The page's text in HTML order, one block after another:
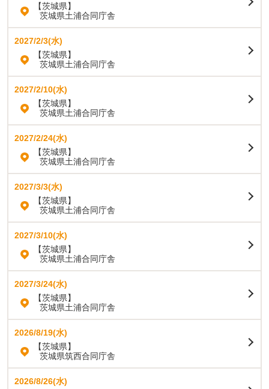
【茨城県】
茨城県土浦合同庁舎
2027/2/3(水)
【茨城県】
茨城県土浦合同庁舎
2027/2/10(水)
【茨城県】
茨城県土浦合同庁舎
2027/2/24(水)
【茨城県】
茨城県土浦合同庁舎
2027/3/3(水)
【茨城県】
茨城県土浦合同庁舎
2027/3/10(水)
【茨城県】
茨城県土浦合同庁舎
2027/3/24(水)
【茨城県】
茨城県土浦合同庁舎
2026/8/19(水)
【茨城県】
茨城県筑西合同庁舎
2026/8/26(水)